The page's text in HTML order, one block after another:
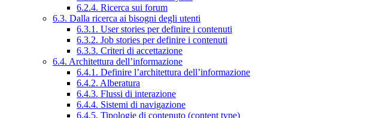
6.2.4. Ricerca sui forum
6.3. Dalla ricerca ai bisogni degli utenti
6.3.1. User stories per definire i contenuti
6.3.2. Job stories per definire i contenuti
6.3.3. Criteri di accettazione
6.4. Architettura dell’informazione
6.4.1. Definire l’architettura dell’informazione
6.4.2. Alberatura
6.4.3. Flussi di interazione
6.4.4. Sistemi di navigazione
6.4.5. Tipologie di contenuto (content type)